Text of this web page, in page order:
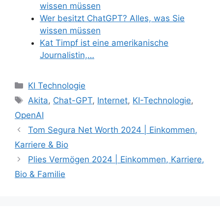
wissen müssen
Wer besitzt ChatGPT? Alles, was Sie
wissen müssen
Kat Timpf ist eine amerikanische
Journalistin,…
Categories
KI Technologie
Tags
Akita, Chat-GPT, Internet, KI-Technologie,
OpenAI
Tom Segura Net Worth 2024 | Einkommen,
Karriere & Bio
Plies Vermögen 2024 | Einkommen, Karriere,
Bio & Familie